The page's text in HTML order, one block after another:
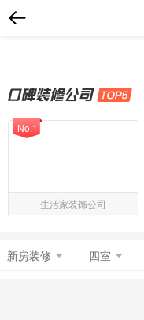
生活家装饰公司
No.1
新房装修 四室